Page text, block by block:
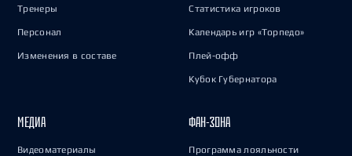
Тренеры
Персонал
Изменения в составе
Статистика игроков
Календарь игр «Торпедо»
Плей-офф
Кубок Губернатора
МЕДИА
Видеоматериалы
ФАН-ЗОНА
Программа лояльности